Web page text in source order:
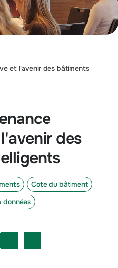
et l'avenir des bâtiments
des
Cote du bâtiment
données